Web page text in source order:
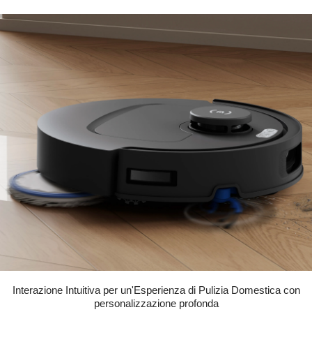
Interazione Intuitiva per un'Esperienza di Pulizia Domestica con
personalizzazione profonda